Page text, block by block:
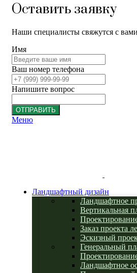
Оставить заявку
Наши специалисты свяжутся с
Имя
Ваш номер телефона
Напишите вопрос
ОТПРАВИТЬ
Меню
Ландшафтный дизайн
Ландшафтное
Вертикальная
Заказ проекта
Эскизный
Генеральный
Ландшафтное